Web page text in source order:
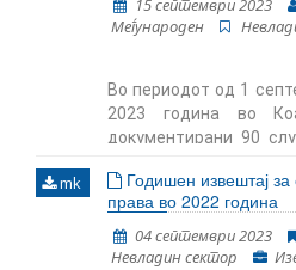
effectively. However,
reforms presents
divergent Member
hurdles, reform
fortify the EU’s
necessitating sustained
efforts.
15 септември 2023
Mеѓународен
Во периодот од 1
2023 година во
документирани 90
различни заедници.
случаи каде има
едниот случај се
страна на медиум, а
mk
Годишен извештај за
права во 2022 година
04 септември 2023
Невладин сектор